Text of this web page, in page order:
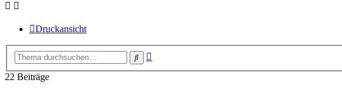
Druckansicht
Suche
22 Beiträge